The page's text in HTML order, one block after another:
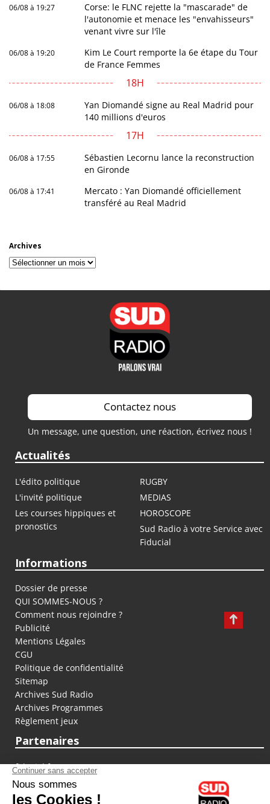
06/08 à 19:27
Corse: le FLNC rejette la "mascarade" de
l'autonomie et menace les "envahisseurs"
venant vivre sur l'île
06/08 à 19:20
Kim Le Court remporte la 6e étape du Tour
de France Femmes
18H
06/08 à 18:08
Yan Diomandé signe au Real Madrid pour
140 millions d'euros
17H
06/08 à 17:55
Sébastien Lecornu lance la reconstruction
en Gironde
06/08 à 17:41
Mercato : Yan Diomandé officiellement
transféré au Real Madrid
Archives
Archives
Contactez nous
Un message, une question, une réaction, écrivez nous !
Actualités
L'édito politique
RUGBY
L'invité politique
MEDIAS
Les courses hippiques et
pronostics
HOROSCOPE
Sud Radio à votre Service avec
Fiducial
Informations
Dossier de presse
QUI SOMMES-NOUS ?
Comment nous rejoindre ?
Publicité
Mentions Légales
CGU
Politique de confidentialité
Sitemap
Archives Sud Radio
Archives Programmes
Règlement jeux
Partenaires
fiducial.fr
lyoncapitale.fr
olympique-et-lyonnais.com